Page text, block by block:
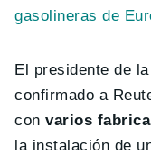
gasolineras de
El presidente de la
confirmado a
con varios
la instalación de